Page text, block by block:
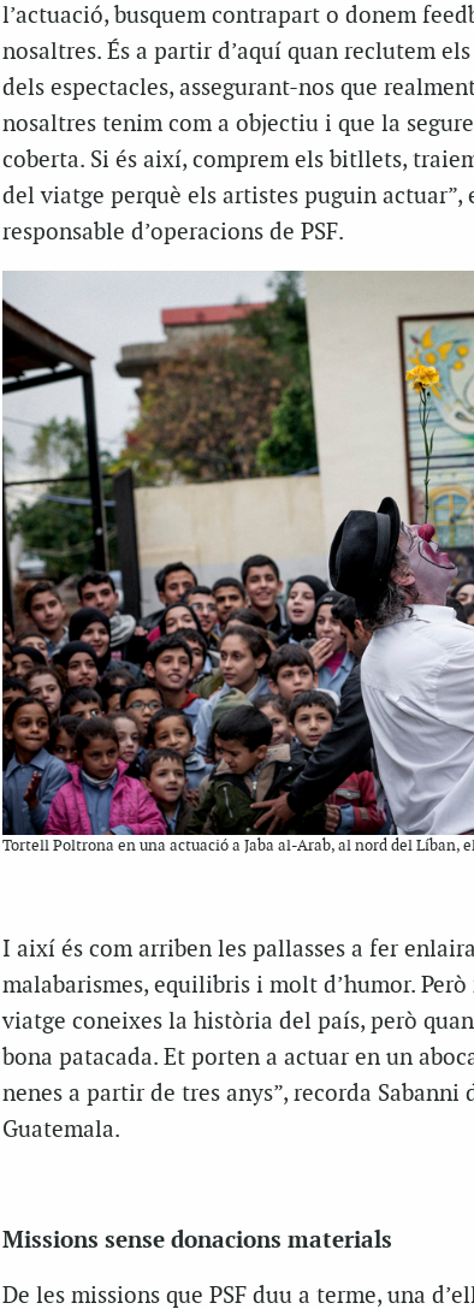
l’actuació, busquem contrapart o donem
nosaltres. És a partir d’aquí quan reclutem
dels espectacles, assegurant-nos que
nosaltres tenim com a objectiu i que la
coberta. Si és així, comprem els bitllets,
del viatge perquè els artistes puguin actuar”,
responsable d’operacions de PSF.
Tortell Poltrona en una actuació a Jaba al-Arab, al nord del Líban,
I així és com arriben les pallasses a fer
malabarismes, equilibris i molt d’humor.
viatge coneixes la història del país, però
bona patacada. Et porten a actuar en un
nenes a partir de tres anys”, recorda Sabanni
Guatemala.
Missions sense donacions materials
De les missions que PSF duu a terme, una